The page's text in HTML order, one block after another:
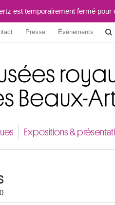
est temporairement fermé pour
Presse Événements
Expositions &